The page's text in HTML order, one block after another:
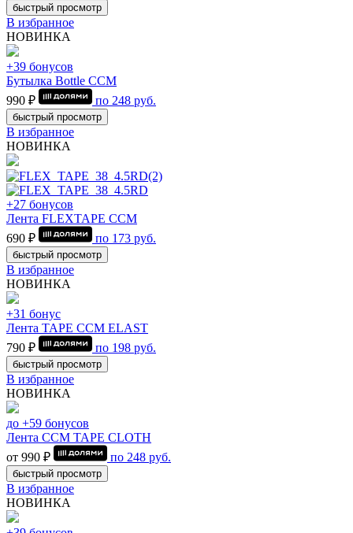
быстрый просмотр
В избранное
НОВИНКА
+39 бонусов
Бутылка Bottle CCM
990 ₽
по 248 руб.
быстрый просмотр
В избранное
НОВИНКА
+27 бонусов
Лента FLEXTAPE CCM
690 ₽
по 173 руб.
быстрый просмотр
В избранное
НОВИНКА
+31 бонус
Лента TAPE CCM ELAST
790 ₽
по 198 руб.
быстрый просмотр
В избранное
НОВИНКА
до +59 бонусов
Лента CCM TAPE CLOTH
от 990 ₽
по 248 руб.
быстрый просмотр
В избранное
НОВИНКА